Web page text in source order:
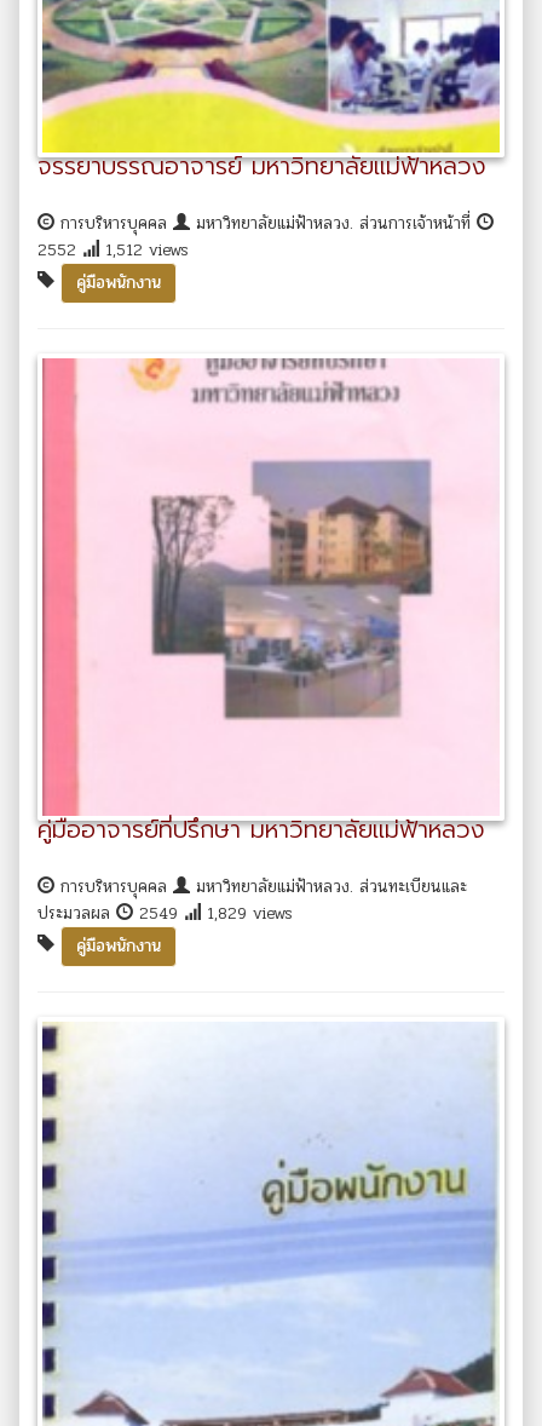
จรรยาบรรณอาจารย์ มหาวิทยาลัยแม่ฟ้าหลวง
การบริหารบุคคล
มหาวิทยาลัยแม่ฟ้าหลวง. ส่วนการเจ้าหน้าที่
2552
1,512 views
คู่มือพนักงาน
คู่มืออาจารย์ที่ปรึกษา มหาวิทยาลัยแม่ฟ้าหลวง
การบริหารบุคคล
มหาวิทยาลัยแม่ฟ้าหลวง. ส่วนทะเบียนและ
ประมวลผล
2549
1,829 views
คู่มือพนักงาน